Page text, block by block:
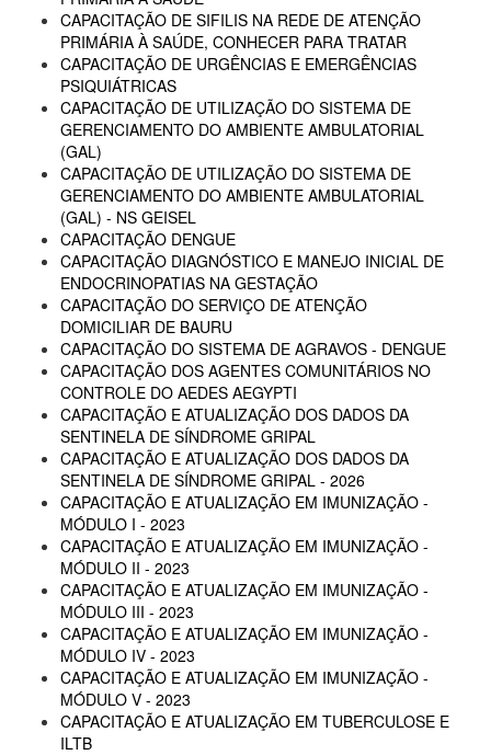
CAPACITAÇÃO DE SIFILIS NA REDE DE ATENÇÃO
PRIMÁRIA À SAÚDE, CONHECER PARA TRATAR
CAPACITAÇÃO DE URGÊNCIAS E EMERGÊNCIAS
PSIQUIÁTRICAS
CAPACITAÇÃO DE UTILIZAÇÃO DO SISTEMA DE
GERENCIAMENTO DO AMBIENTE AMBULATORIAL
(GAL)
CAPACITAÇÃO DE UTILIZAÇÃO DO SISTEMA DE
GERENCIAMENTO DO AMBIENTE AMBULATORIAL
(GAL) - NS GEISEL
CAPACITAÇÃO DENGUE
CAPACITAÇÃO DIAGNÓSTICO E MANEJO INICIAL DE
ENDOCRINOPATIAS NA GESTAÇÃO
CAPACITAÇÃO DO SERVIÇO DE ATENÇÃO
DOMICILIAR DE BAURU
CAPACITAÇÃO DO SISTEMA DE AGRAVOS - DENGUE
CAPACITAÇÃO DOS AGENTES COMUNITÁRIOS NO
CONTROLE DO AEDES AEGYPTI
CAPACITAÇÃO E ATUALIZAÇÃO DOS DADOS DA
SENTINELA DE SÍNDROME GRIPAL
CAPACITAÇÃO E ATUALIZAÇÃO DOS DADOS DA
SENTINELA DE SÍNDROME GRIPAL - 2026
CAPACITAÇÃO E ATUALIZAÇÃO EM IMUNIZAÇÃO -
MÓDULO I - 2023
CAPACITAÇÃO E ATUALIZAÇÃO EM IMUNIZAÇÃO -
MÓDULO II - 2023
CAPACITAÇÃO E ATUALIZAÇÃO EM IMUNIZAÇÃO -
MÓDULO III - 2023
CAPACITAÇÃO E ATUALIZAÇÃO EM IMUNIZAÇÃO -
MÓDULO IV - 2023
CAPACITAÇÃO E ATUALIZAÇÃO EM IMUNIZAÇÃO -
MÓDULO V - 2023
CAPACITAÇÃO E ATUALIZAÇÃO EM TUBERCULOSE E
ILTB